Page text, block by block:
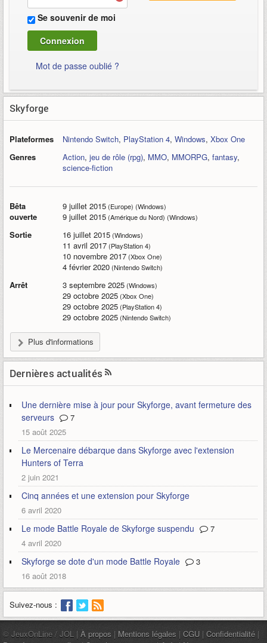
Se souvenir de moi
Mot de passe oublié ?
Skyforge
Plateformes Nintendo Switch, PlayStation 4, Windows, Xbox One
Genres
Action, jeu de rôle (rpg), MMO, MMORPG, fantasy,
science-fiction
Bêta
ouverte
9 juillet 2015(Europe) (Windows)
9 juillet 2015(Amérique du Nord) (Windows)
Sortie 16 juillet 2015(Windows)
11 avril 2017(PlayStation 4)
10 novembre 2017(Xbox One)
4 février 2020(Nintendo Switch)
Arrêt 3 septembre 2025(Windows)
29 octobre 2025(Xbox One)
29 octobre 2025(PlayStation 4)
29 octobre 2025(Nintendo Switch)
Plus d'informations
Dernières actualités
Une dernière mise à jour pour Skyforge, avant fermeture des
serveurs
7
15 août 2025
Le Mercenaire débarque dans Skyforge avec l'extension
Hunters of Terra
2 juin 2021
Cinq années et une extension pour Skyforge
6 avril 2020
Le mode Battle Royale de Skyforge suspendu
7
4 avril 2020
Skyforge se dote d'un mode Battle Royale
3
16 août 2018
Suivez-nous :
© JeuxOnLine / JOL | À propos | Mentions légales | CGU | Confidentialité |